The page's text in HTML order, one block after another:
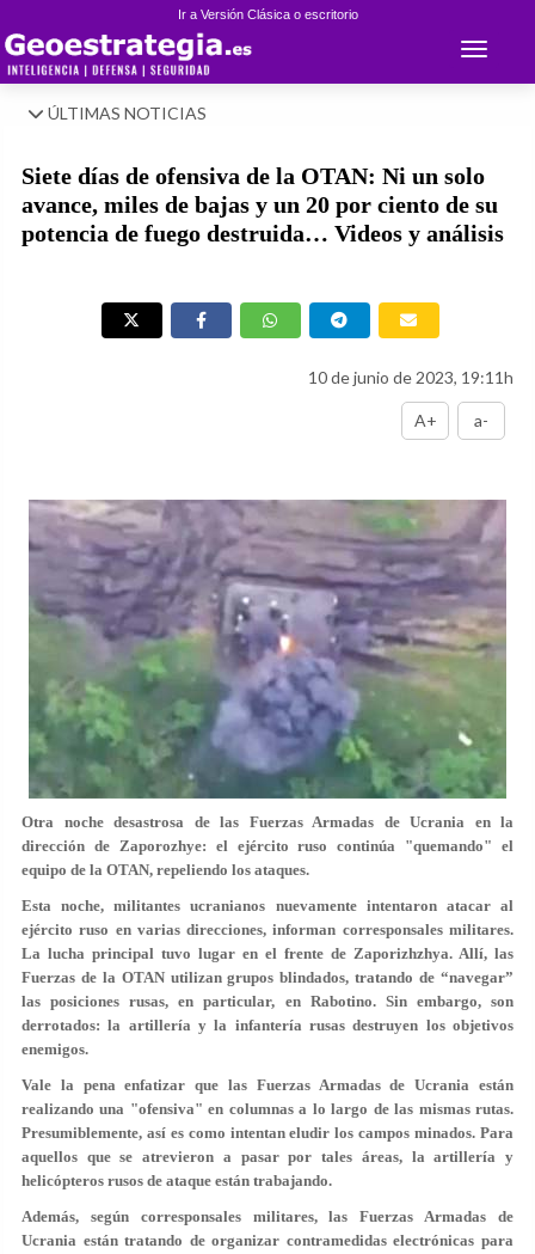
Ir a Versión Clásica o escritorio
Toggle
ÚLTIMAS NOTICIAS
Siete días de ofensiva de la OTAN: Ni un solo
avance, miles de bajas y un 20 por ciento de su
potencia de fuego destruida… Videos y análisis
10 de junio de 2023, 19:11h
A+ a-
Otra noche desastrosa de las Fuerzas Armadas de Ucrania en la
dirección de Zaporozhye: el ejército ruso continúa "quemando" el
equipo de la OTAN, repeliendo los ataques.
Esta noche, militantes ucranianos nuevamente intentaron atacar al
ejército ruso en varias direcciones, informan corresponsales militares.
La lucha principal tuvo lugar en el frente de Zaporizhzhya. Allí, las
Fuerzas de la OTAN utilizan grupos blindados, tratando de “navegar”
las posiciones rusas, en particular, en Rabotino. Sin embargo, son
derrotados: la artillería y la infantería rusas destruyen los objetivos
enemigos.
Vale la pena enfatizar que las Fuerzas Armadas de Ucrania están
realizando una "ofensiva" en columnas a lo largo de las mismas rutas.
Presumiblemente, así es como intentan eludir los campos minados. Para
aquellos que se atrevieron a pasar por tales áreas, la artillería y
helicópteros rusos de ataque están trabajando.
Además, según corresponsales militares, las Fuerzas Armadas de
Ucrania están tratando de organizar contramedidas electrónicas para